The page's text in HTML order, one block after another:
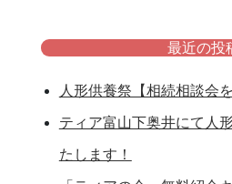
最近の投
人形供養祭【相続相談会
ティア富山下奥井にて人
たします！